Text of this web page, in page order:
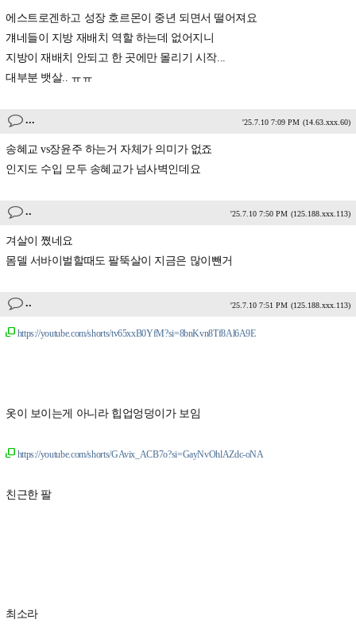
에스트로겐하고 성장 호르몬이 중년 되면서 떨어져요
걔네들이 지방 재배치 역할 하는데 없어지니
지방이 재배치 안되고 한 곳에만 몰리기 시작...
대부분 뱃살.. ㅠㅠ
... '25.7.10 7:09 PM (14.63.xxx.60)
송혜교 vs장윤주 하는거 자체가 의미가 없죠
인지도 수입 모두 송혜교가 넘사벽인데요
.. '25.7.10 7:50 PM (125.188.xxx.113)
겨살이 쪘네요
몸델 서바이벌할때도 팔뚝살이 지금은 많이뺀거
.. '25.7.10 7:51 PM (125.188.xxx.113)
https://youtube.com/shorts/tv65xxB0YfM?si=8bnKvn8Tf8Al6A9E
옷이 보이는게 아니라 힙업엉덩이가 보임
https://youtube.com/shorts/GAvix_ACB7o?si=GayNvOhlAZdc-oNA
친근한 팔
최소라